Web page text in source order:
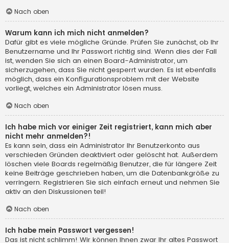
Nach oben
Warum kann ich mich nicht anmelden?
Dafür gibt es viele mögliche Gründe. Prüfen Sie zunächst, ob Ihr
Benutzername und Ihr Passwort richtig sind. Wenn dies der Fall
ist, wenden Sie sich an einen Board-Administrator, um
sicherzugehen, dass Sie nicht gesperrt wurden. Es ist ebenfalls
möglich, dass ein Konfigurationsproblem mit der Website
vorliegt, welches ein Administrator lösen muss.
Nach oben
Ich habe mich vor einiger Zeit registriert, kann mich aber
nicht mehr anmelden?!
Es kann sein, dass ein Administrator Ihr Benutzerkonto aus
verschieden Gründen deaktiviert oder gelöscht hat. Außerdem
löschen viele Boards regelmäßig Benutzer, die für längere Zeit
keine Beiträge geschrieben haben, um die Datenbankgröße zu
verringern. Registrieren Sie sich einfach erneut und nehmen Sie
aktiv an den Diskussionen teil!
Nach oben
Ich habe mein Passwort vergessen!
Das ist nicht schlimm! Wir können Ihnen zwar Ihr altes Passwort